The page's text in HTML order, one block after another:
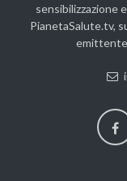
sensibilizzazione
PianetaSalute.tv,